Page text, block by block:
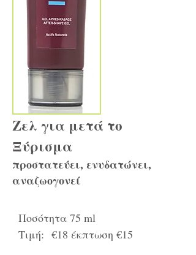
Ζελ για μετά το
Ξύρισμα
προστατεύει, ενυδατώνει,
αναζωογονεί
Ποσότητα 75 ml
Τιμή: €18 έκπτωση €15